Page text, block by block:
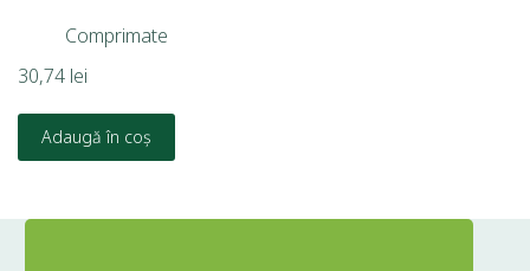
Comprimate
30,74lei
Adaugă în coș